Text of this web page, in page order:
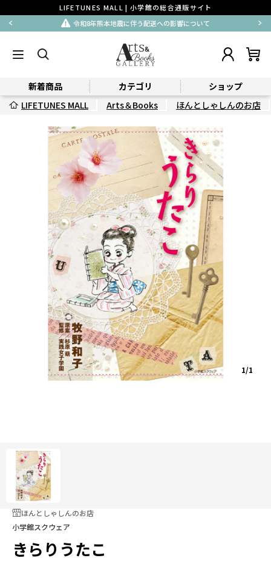
LIFETUNES MALL | 小学館の総合通販サイト
令和8年熊本地震に伴う配送への影響について
新着商品 カテゴリ
ショップ
LIFETUNES MALL
Arts＆Books ほんとしゃしんのお店
1/1
ほんとしゃしんのお店
小学館スクウェア
きらりうたこ